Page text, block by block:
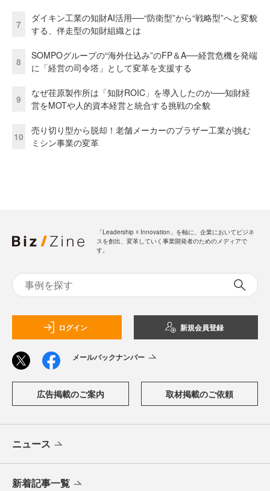
7
ダイキン工業の知財AI活用──“防衛型”から“戦略型”へと変貌
する、伴走型の知財組織とは
8
SOMPOグループの“海外仕込み”のFP＆A──経営危機を発端
に「経営の司令塔」として変革を支援する
9
なぜ荏原製作所は「知財ROIC」を導入したのか──知財経
営をMOTや人的資本経営と統合する挑戦の全貌
10
売り切り型から脱却！老舗メーカーのブラザー工業が挑む
ミシン事業の変革
「Leadership ☓ Innovation」を軸に、企業においてビジネ
スを創出、変革していく事業開発者のためのメディアで
す。
ログイン 新規会員登録
メールバックナンバー
広告掲載のご案内 取材掲載のご依頼
ニュース
新着記事一覧